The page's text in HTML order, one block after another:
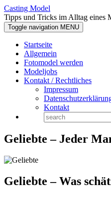
Casting Model
Tipps und Tricks im Alltag eines
Toggle navigation MENU
Startseite
Allgemein
Fotomodel werden
Modeljobs
Kontakt / Rechtliches
Impressum
Kontakt
Geliebte – Jeder
Geliebte – Was